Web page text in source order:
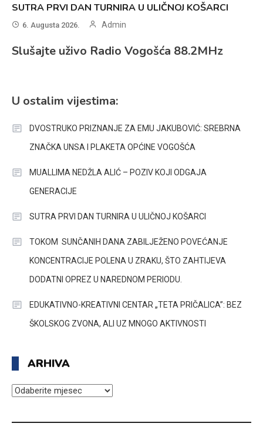
SUTRA PRVI DAN TURNIRA U ULIČNOJ KOŠARCI
6. Augusta 2026. Admin
Slušajte uživo Radio Vogošća 88.2MHz
U ostalim vijestima:
DVOSTRUKO PRIZNANJE ZA EMU JAKUBOVIĆ: SREBRNA
ZNAČKA UNSA I PLAKETA OPĆINE VOGOŠĆA
MUALLIMA NEDŽLA ALIĆ – POZIV KOJI ODGAJA
GENERACIJE
SUTRA PRVI DAN TURNIRA U ULIČNOJ KOŠARCI
TOKOM SUNČANIH DANA ZABILJEŽENO POVEĆANJE
KONCENTRACIJE POLENA U ZRAKU, ŠTO ZAHTIJEVA
DODATNI OPREZ U NAREDNOM PERIODU.
EDUKATIVNO-KREATIVNI CENTAR „TETA PRIČALICA”: BEZ
ŠKOLSKOG ZVONA, ALI UZ MNOGO AKTIVNOSTI
ARHIVA
ARHIVA